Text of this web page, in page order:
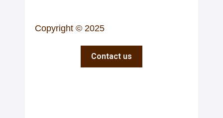
Copyright © 2025
Contact us